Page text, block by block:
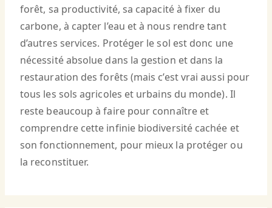
forêt, sa productivité, sa capacité à fixer du
carbone, à capter l’eau et à nous rendre tant
d’autres services. Protéger le sol est donc une
nécessité absolue dans la gestion et dans la
restauration des forêts (mais c’est vrai aussi pour
tous les sols agricoles et urbains du monde). Il
reste beaucoup à faire pour connaître et
comprendre cette infinie biodiversité cachée et
son fonctionnement, pour mieux la protéger ou
la reconstituer.